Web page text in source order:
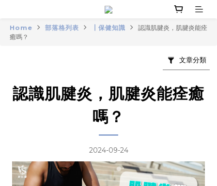
Home 部落格列表 ┃保健知識
認識肌腱炎，肌腱炎能痊
癒嗎？
文章分類
認識肌腱炎，肌腱炎能痊癒
嗎？
2024-09-24